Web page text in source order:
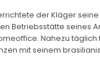
der Kläger
Betriebsstätte seines
Nahezu
mit seinem